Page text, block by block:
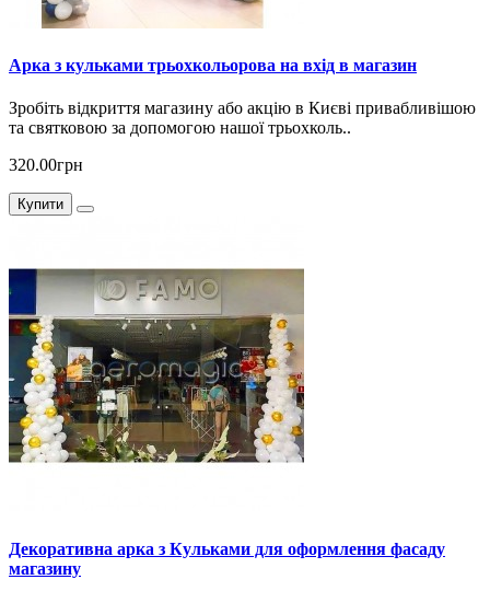
Арка з кульками трьохкольорова на вхід в магазин
Зробіть відкриття магазину або акцію в Києві привабливішою
та святковою за допомогою нашої трьохколь..
320.00грн
Купити
Декоративна арка з Кульками для оформлення фасаду
магазину